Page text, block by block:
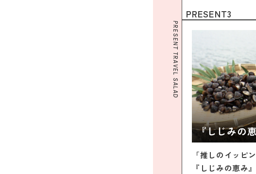
PRESENT TRAVEL SALAD
PRESENT3
『しじみの
「推しのイッピ
『しじみの恵み